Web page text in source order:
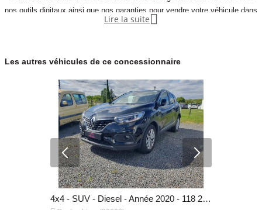
nos outils digitaux ainsi que nos garanties pour vendre votre véhicule dans
les meilleures conditions et au meilleur prix.
fiabilité de l'acheteur. Le jour J, nous nous occuperons intégralement des
Lire la suite 
Les autres véhicules de ce concessionnaire
4x4 - SUV - Diesel - Année 2020 - 118 280 km, 13 490 €